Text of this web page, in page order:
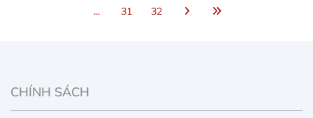
...
31 32
CHÍNH SÁCH